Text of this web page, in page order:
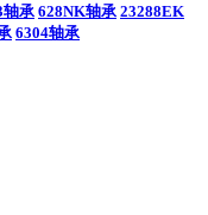
轴承628NK轴承 23288EK
6304轴承